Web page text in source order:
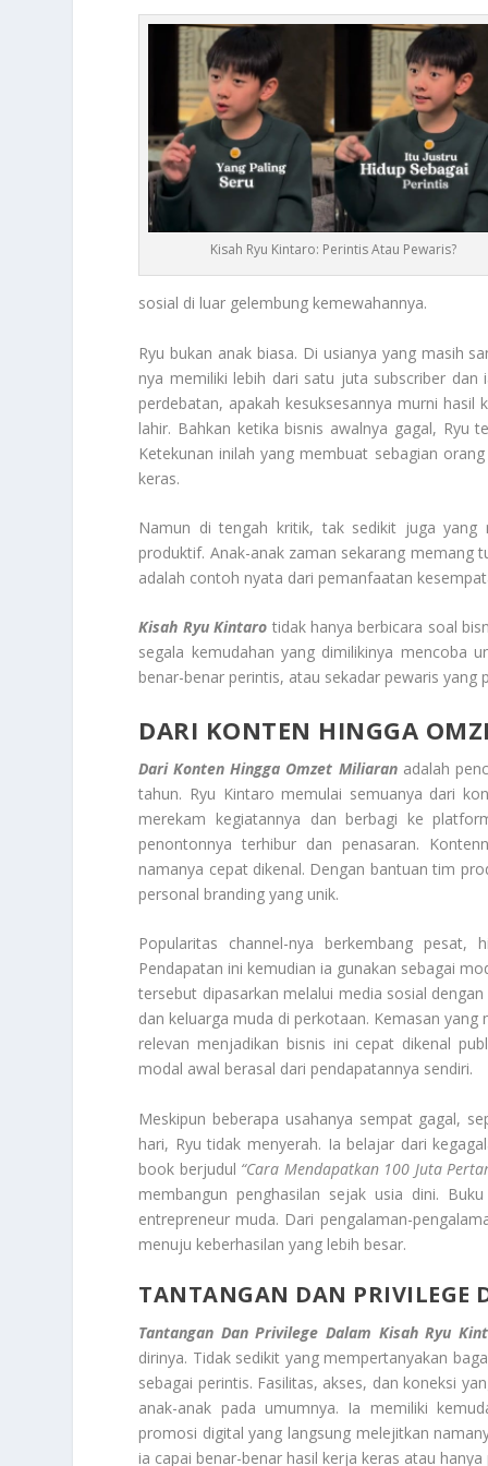
Kisah Ryu Kintaro: Perintis Atau Pewaris?
sosial di luar gelembung kemewahannya.
Ryu bukan anak biasa. Di usianya yang masih
nya memiliki lebih dari satu juta subscriber dan
perdebatan, apakah kesuksesannya murni
lahir. Bahkan ketika bisnis awalnya gagal, Ryu
Ketekunan inilah yang membuat sebagian
keras.
Namun di tengah kritik, tak sedikit juga yang
produktif. Anak-anak zaman sekarang memang
adalah contoh nyata dari pemanfaatan
Kisah Ryu Kintaro tidak hanya berbicara soal
segala kemudahan yang dimilikinya mencoba
benar-benar perintis, atau sekadar pewaris yang
DARI KONTEN HINGGA
Dari Konten Hingga Omzet Miliaranadalah
tahun. Ryu Kintaro memulai semuanya dari
merekam kegiatannya dan berbagi ke
penontonnya terhibur dan penasaran.
namanya cepat dikenal. Dengan bantuan tim
personal branding yang unik.
Popularitas channel-nya berkembang pesat,
Pendapatan ini kemudian ia gunakan sebagai
tersebut dipasarkan melalui media sosial
dan keluarga muda di perkotaan. Kemasan
relevan menjadikan bisnis ini cepat dikenal
modal awal berasal dari pendapatannya sendiri.
Meskipun beberapa usahanya sempat gagal,
hari, Ryu tidak menyerah. Ia belajar dari
book berjudul “Cara Mendapatkan 100 Juta
membangun penghasilan sejak usia dini.
entrepreneur muda. Dari pengalaman-
menuju keberhasilan yang lebih besar.
TANTANGAN DAN PRIVILEGE
Tantangan Dan Privilege Dalam Kisah Ryu
dirinya. Tidak sedikit yang mempertanyakan
sebagai perintis. Fasilitas, akses, dan koneksi
anak-anak pada umumnya. Ia memiliki
promosi digital yang langsung melejitkan
ia capai benar-benar hasil kerja keras atau